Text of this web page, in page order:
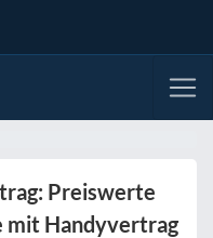
Preiswerte
mit Handyvertrag